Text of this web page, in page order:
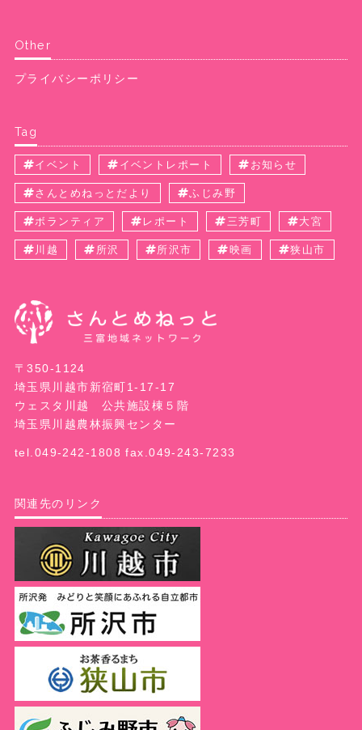
Other
プライバシーポリシー
Tag
イベント イベントレポート お知らせ
さんとめねっとだより ふじみ野
ボランティア レポート 三芳町 大宮
川越 所沢 所沢市 映画 狭山市
〒350-1124
埼玉県川越市新宿町1-17-17
ウェスタ川越 公共施設棟５階
埼玉県川越農林振興センター
tel.049-242-1808 fax.049-243-7233
関連先のリンク